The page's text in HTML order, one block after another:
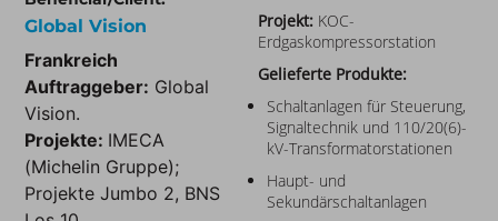
Global Vision
Frankreich
Auftraggeber: Global
Vision.
Projekte: IMECA
(Michelin Gruppe);
Projekte Jumbo 2, BNS
Projekt: KOC-
Erdgaskompressorstation
Gelieferte Produkte:
Schaltanlagen für Steuerung,
Signaltechnik und 110/20(6)-
kV-Transformatorstationen
Haupt- und
Sekundärschaltanlagen